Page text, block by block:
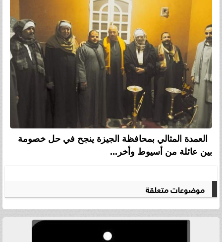
العمدة المثالي بمحافظة الجيزة ينجح في حل خصومة
بين عائلة من أسيوط وأخر...
موضوعات متعلقة